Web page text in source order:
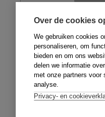
Over de cookies
We gebruiken cookies
personaliseren, om
bieden en om ons
delen we informatie
met onze partners voor
analyse.
Privacy- en
Je moet ingelogd
kunnen gebruiken.
moet je je
je boek. Heb je